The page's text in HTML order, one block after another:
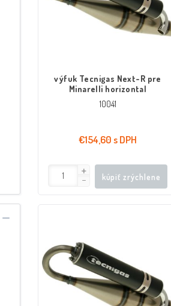
výfuk Tecnigas Next-R pre
Minarelli horizontal
10041
€154,60 s DPH
kúpiť zrýchlene